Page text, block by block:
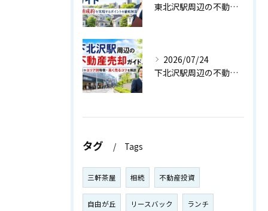
東北沢駅周辺の不動産売却戦略ガイド｜高値成約を実現するポイントを徹底解説
2026/07/24
下北沢駅周辺の不動産売却ガイド！相場やエリア別特徴・高く売るコツを解説
タグ Tags
三軒茶屋 相続 不動産投資
自由が丘 リースバック ランチ